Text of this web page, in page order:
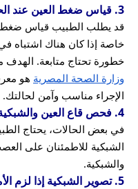
3. قياس ضغط العين عند الحاجة
قد يطلب الطبيب قياس ضغط
خاصة إذا كان هناك اشتباه في
خطورة تحتاج متابعة. الهدف
وزارة الصحة المصرية هو
الإجراء مناسب وآمن لحالتك.
4. فحص قاع العين والشبكية
في بعض الحالات، يحتاج
الشبكية للاطمئنان على
والشبكية.
5. تصوير الشبكية إذا لزم الأمر